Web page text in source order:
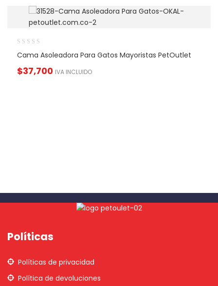
Cama Asoleadora Para Gatos Mayoristas PetOutlet
$37,700 IVA INCLUIDO
Políticas
Políticas de privacidad
Política de devoluciones